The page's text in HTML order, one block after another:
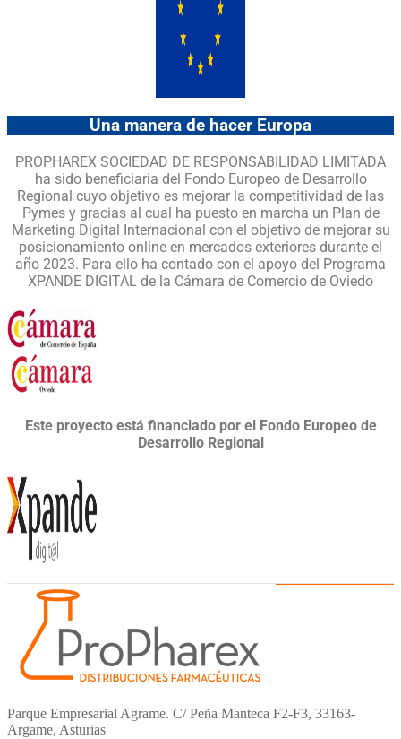
Una manera de hacer Europa
PROPHAREX SOCIEDAD DE RESPONSABILIDAD LIMITADA
ha sido beneficiaria del Fondo Europeo de Desarrollo
Regional cuyo objetivo es mejorar la competitividad de las
Pymes y gracias al cual ha puesto en marcha un Plan de
Marketing Digital Internacional con el objetivo de mejorar su
posicionamiento online en mercados exteriores durante el
año 2023. Para ello ha contado con el apoyo del Programa
XPANDE DIGITAL de la Cámara de Comercio de Oviedo
Este proyecto está financiado por el Fondo Europeo de
Desarrollo Regional
Parque Empresarial Agrame. C/ Peña Manteca F2-F3, 33163-
Argame, Asturias